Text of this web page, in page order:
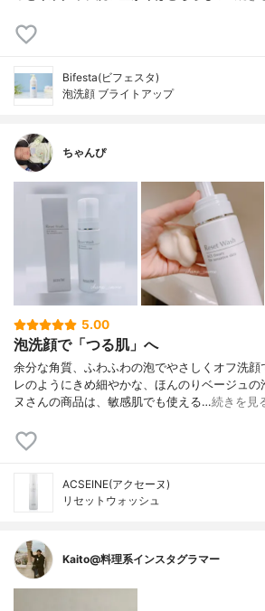
Bifesta(ビフェスタ)
泡洗顔 ブライトアップ
ちゃんぴ
5.00
泡洗顔で「つる肌」へ
余分な角質、ふわふわの泡でやさしくオフ洗顔
レのようにきめ細やかな、ほんのりベージュの
ヌさんの商品は、敏感肌でも使える…続きを見
ACSEINE(アクセーヌ)
リセットウォッシュ
Kaito@料理系インスタグラマー